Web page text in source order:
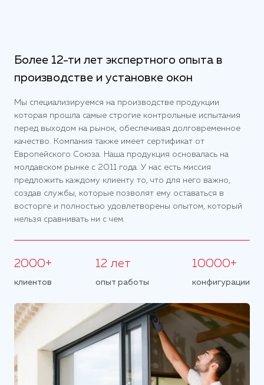
Более 12-ти лет экспертного опыта в
производстве и установке окон
Мы специализируемся на производстве продукции
которая прошла самые строгие контрольные испытания
перед выходом на рынок, обеспечивая долговременное
качество. Компания также имеет сертификат от
Европейского Союза. Наша продукция основалась на
молдавском рынке с 2011 года. У нас есть миссия
предложить каждому клиенту то, что для него важно,
создав службы, которые позволят ему оставаться в
восторге и полностью удовлетворены опытом, который
нельзя сравнивать ни с чем.
2000+
клиентов
12 лет
опыт работы
10000+
конфигурации